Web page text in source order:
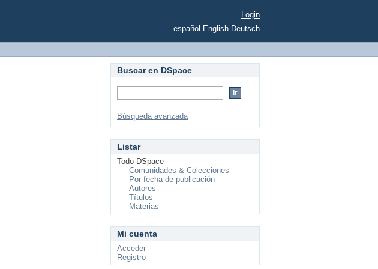
Login
español English Deutsch
Buscar en DSpace
Búsqueda avanzada
Listar
Todo DSpace
Comunidades & Colecciones
Por fecha de publicación
Autores
Títulos
Materias
Mi cuenta
Acceder
Registro